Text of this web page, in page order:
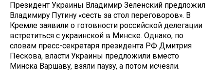
Президент Украины Владимир Зеленский предложил
Владимиру Путину «сесть за стол переговоров». В
Кремле заявили о готовности российской делегации
встретиться с украинской в Минске. Однако, по
словам пресс-секретаря президента РФ Дмитрия
Пескова, власти Украины предложили вместо
Минска Варшаву, взяли паузу, а потом исчезли.